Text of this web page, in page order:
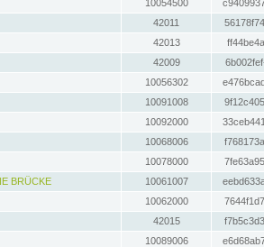
10054500
42011
42013
42009
10056302
10091008
10092000
10068006
10078000
BRÜCKE
10061007
10062000
42015
10089006